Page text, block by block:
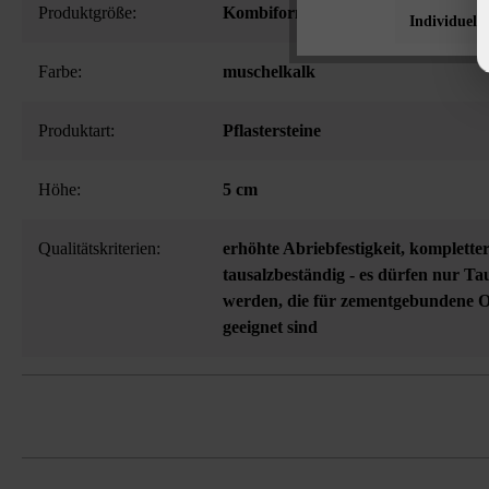
Produktgröße: Kombiformat
Farbe: muschelkalk
Produktart: Pflastersteine
Höhe: 5 cm
Qualitätskriterien: erhöhte Abriebfestigkeit,
tausalzbeständig - es dürfen nur
werden, die für zementgebundene
geeignet sind
Individuelle